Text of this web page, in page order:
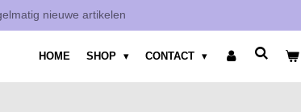
nieuwe artikelen
HOME SHOP CONTACT